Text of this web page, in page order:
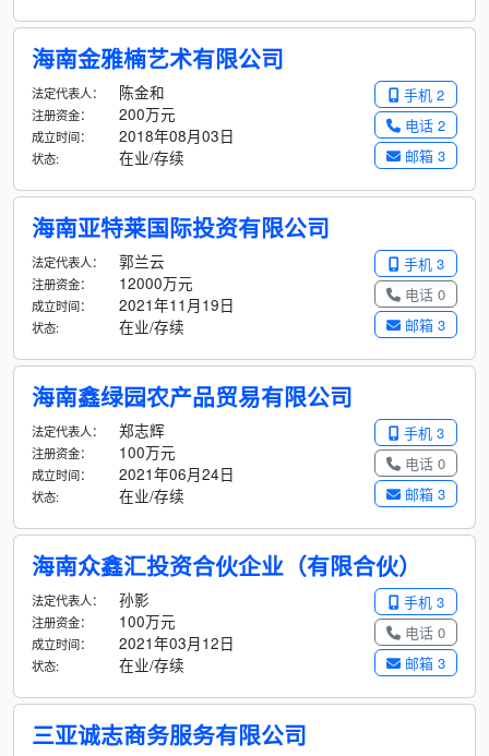
海南金雅楠艺术有限公司
手机 2
电话 2
邮箱 3
法定代表人： 陈金和
注册资金： 200万元
成立时间： 2018年08月03日
状态: 在业/存续
海南亚特莱国际投资有限公司
手机 3
电话 0
邮箱 3
法定代表人： 郭兰云
注册资金： 12000万元
成立时间： 2021年11月19日
状态: 在业/存续
海南鑫绿园农产品贸易有限公司
手机 3
电话 0
邮箱 3
法定代表人： 郑志辉
注册资金： 100万元
成立时间： 2021年06月24日
状态: 在业/存续
海南众鑫汇投资合伙企业（有限合伙）
手机 3
电话 0
邮箱 3
法定代表人： 孙影
注册资金： 100万元
成立时间： 2021年03月12日
状态: 在业/存续
三亚诚志商务服务有限公司